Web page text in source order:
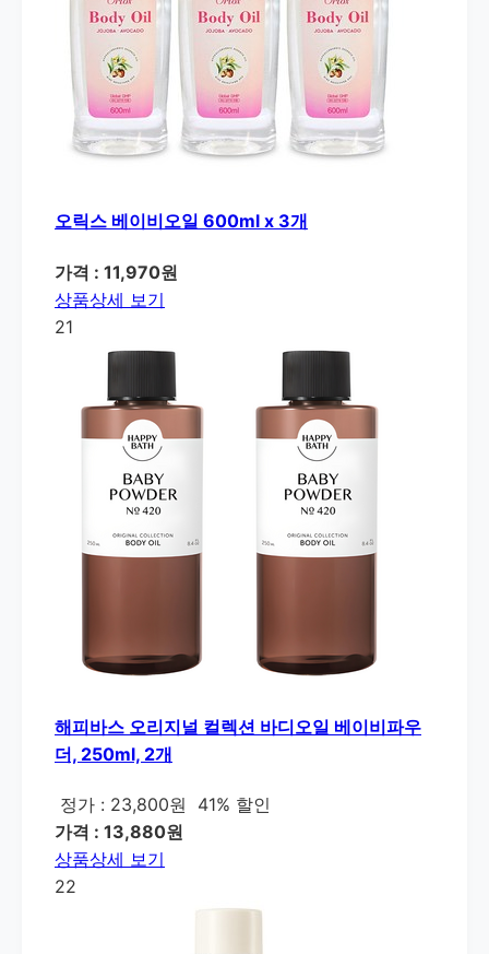
오릭스 베이비오일 600ml x 3개
가격 : 11,970원
상품상세 보기
21
해피바스 오리지널 컬렉션 바디오일 베이비파우
더, 250ml, 2개
정가 : 23,800원
41% 할인
가격 : 13,880원
상품상세 보기
22